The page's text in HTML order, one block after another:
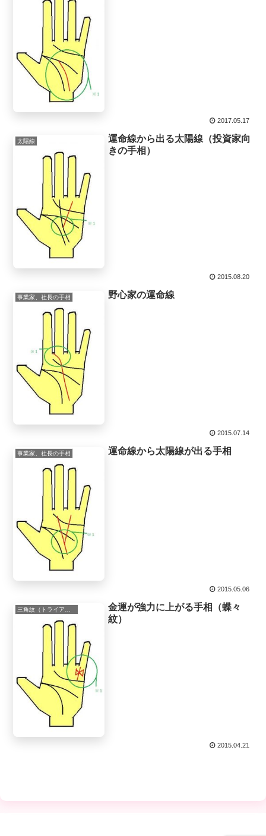
2017.05.17
太陽線
運命線から出る太陽線（投資家向
きの手相）
2015.08.20
事業家、社長の手相 野心家の運命線
2015.07.14
事業家、社長の手相 運命線から太陽線が出る手相
2015.05.06
金運が強力に上がる手相（蝶々
紋）
2015.04.21